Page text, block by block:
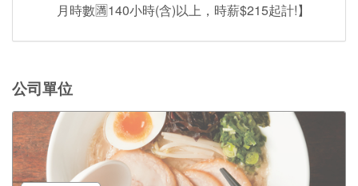
月時數🈵140小時(含)以上，時薪$215起計!】
公司單位